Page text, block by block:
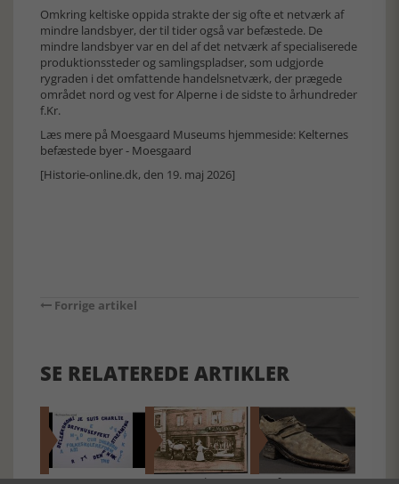
Omkring keltiske oppida strakte der sig ofte et netværk af
mindre landsbyer, der til tider også var befæstede. De
mindre landsbyer var en del af det netværk af specialiserede
produktionssteder og samlingspladser, som udgjorde
rygraden i det omfattende handelsnetværk, der prægede
området nord og vest for Alperne i de sidste to århundreder
f.Kr.
Læs mere på Moesgaard Museums hjemmeside: Kelternes
befæstede byer - Moesgaard
[Historie-online.dk, den 19. maj 2026]
Forrige artikel
SE RELATEREDE ARTIKLER